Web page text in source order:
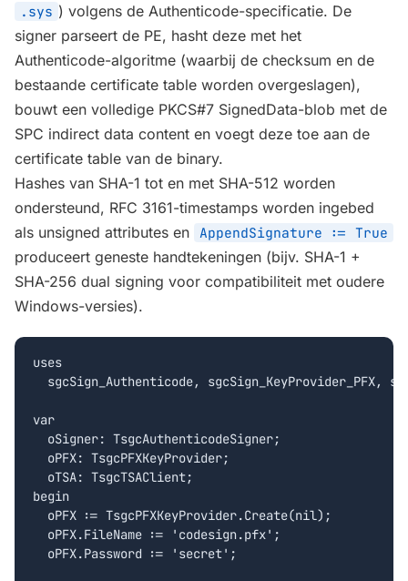
.sys ) volgens de Authenticode-specificatie. De
signer parseert de PE, hasht deze met het
Authenticode-algoritme (waarbij de checksum en de
bestaande certificate table worden overgeslagen),
bouwt een volledige PKCS#7 SignedData-blob met de
SPC indirect data content en voegt deze toe aan de
certificate table van de binary.
Hashes van SHA-1 tot en met SHA-512 worden
ondersteund, RFC 3161-timestamps worden ingebed
als unsigned attributes en AppendSignature := True
produceert geneste handtekeningen (bijv. SHA-1 +
SHA-256 dual signing voor compatibiliteit met oudere
Windows-versies).
uses
sgcSign_Authenticode, sgcSign_KeyProvider_PFX,
var
  oSigner: TsgcAuthenticodeSigner;
  oPFX: TsgcPFXKeyProvider;
  oTSA: TsgcTSAClient;
begin
  oPFX := TsgcPFXKeyProvider.Create(nil);
  oPFX.FileName := 'codesign.pfx';
  oPFX.Password := 'secret';